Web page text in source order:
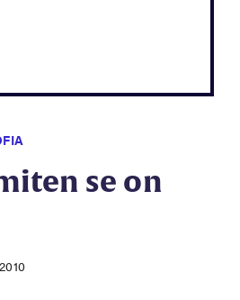
se on